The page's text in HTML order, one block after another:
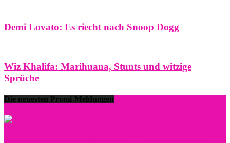
Demi Lovato: Es riecht nach Snoop Dogg
Wiz Khalifa: Marihuana, Stunts und witzige
Sprüche
Die neuesten Promi-Meldungen